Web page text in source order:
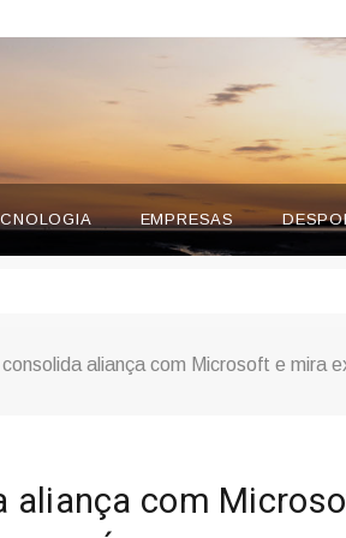
EMPRESAS
aliança com Microsoft e mira
aliança com